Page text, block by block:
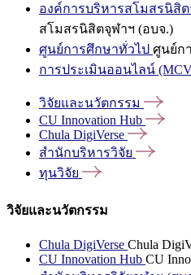
องค์การบริหารสโมสรนิสิต
สโมสรนิสิตจุฬาฯ (อบจ.)
ศูนย์การศึกษาทั่วไป ศูนย์ก
การประเมินออนไลน์
วิจัยและนวัตกรรม
CU Innovation Hub
Chula DigiVerse
สำนักบริหารวิจัย
ทุนวิจัย
วิจัยและนวัตกรรม
Chula DigiVerse Chula
CU Innovation Hub CU